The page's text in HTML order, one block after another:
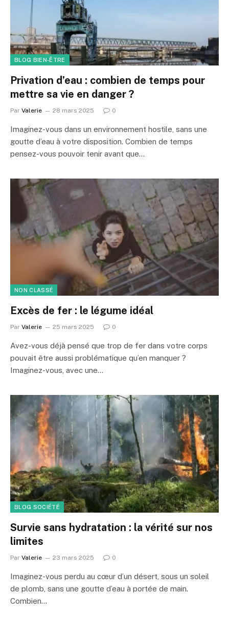
BLOG BIEN-ÊTRE
Privation d’eau : combien de temps pour
mettre sa vie en danger ?
Par Valerie 28 mars 2025 0
Imaginez-vous dans un environnement hostile, sans une
goutte d’eau à votre disposition. Combien de temps
pensez-vous pouvoir tenir avant que…
NON CLASSÉ
Excès de fer : le légume idéal
Par Valerie 25 mars 2025 0
Avez-vous déjà pensé que trop de fer dans votre corps
pouvait être aussi problématique qu’en manquer ?
Imaginez-vous, avec une…
BLOG SOCIÉTÉ
Survie sans hydratation : la vérité sur nos
limites
Par Valerie 23 mars 2025 0
Imaginez-vous perdu au cœur d’un désert, sous un soleil
de plomb, sans une goutte d’eau à portée de main.
Combien…